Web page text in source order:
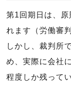
第1回期日は、
れます（労働審
しかし、裁判所
め、実際に会社
程度しか残って